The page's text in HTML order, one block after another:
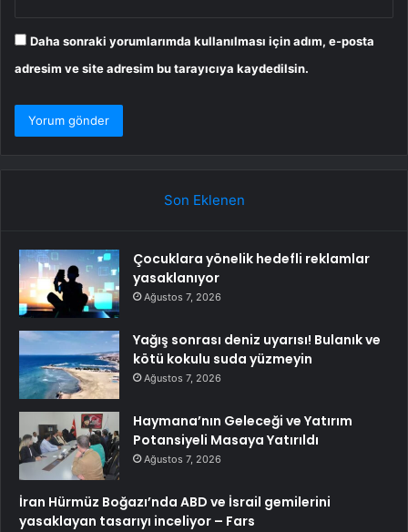
Daha sonraki yorumlarımda kullanılması için adım, e-posta
adresim ve site adresim bu tarayıcıya kaydedilsin.
Son Eklenen
Çocuklara yönelik hedefli reklamlar
yasaklanıyor
Ağustos 7, 2026
Yağış sonrası deniz uyarısı! Bulanık ve
kötü kokulu suda yüzmeyin
Ağustos 7, 2026
Haymana’nın Geleceği ve Yatırım
Potansiyeli Masaya Yatırıldı
Ağustos 7, 2026
İran Hürmüz Boğazı’nda ABD ve İsrail gemilerini
yasaklayan tasarıyı inceliyor – Fars